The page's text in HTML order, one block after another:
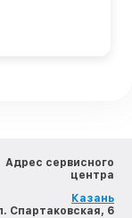
Адрес сервисного
центра
Казань
Спартаковская, 6